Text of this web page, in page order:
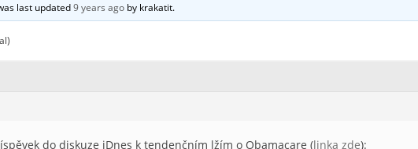
last updated9 years ago by krakatit.
do diskuze iDnes k tendenčním lžím o Obamacare (linka zde):